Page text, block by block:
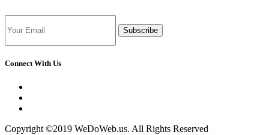
Subscribe
Connect With Us
Copyright ©2019 WeDoWeb.us. All Rights Reserved